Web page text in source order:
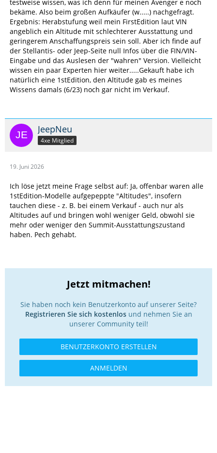
testweise wissen, was ich denn für meinen Avenger e noch
bekäme. Also beim großen Aufkäufer (w.....) nachgefragt.
Ergebnis: Herabstufung weil mein FirstEdition laut VIN
angeblich ein Altitude mit schlechterer Ausstattung und
geringerem Anschaffungspreis sein soll. Aber ich finde auf
der Stellantis- oder Jeep-Seite null Infos über die FIN/VIN-
Eingabe und das Auslesen der "wahren" Version. Vielleicht
wissen ein paar Experten hier weiter.....Gekauft habe ich
natürlich eine 1stEdition, den Altitude gab es meines
Wissens damals (6/23) noch gar nicht im Verkauf.
JeepNeu
4xe Mitglied
19. Juni 2026
Ich löse jetzt meine Frage selbst auf: Ja, offenbar waren alle
1stEdition-Modelle aufgepeppte "Altitudes", insofern
tauchen diese - z. B. bei einem Verkauf - auch nur als
Altitudes auf und bringen wohl weniger Geld, obwohl sie
mehr oder weniger den Summit-Ausstattungszustand
haben. Pech gehabt.
Jetzt mitmachen!
Sie haben noch kein Benutzerkonto auf unserer Seite?
Registrieren Sie sich kostenlosund nehmen Sie an
unserer Community teil!
BENUTZERKONTO ERSTELLEN
ANMELDEN